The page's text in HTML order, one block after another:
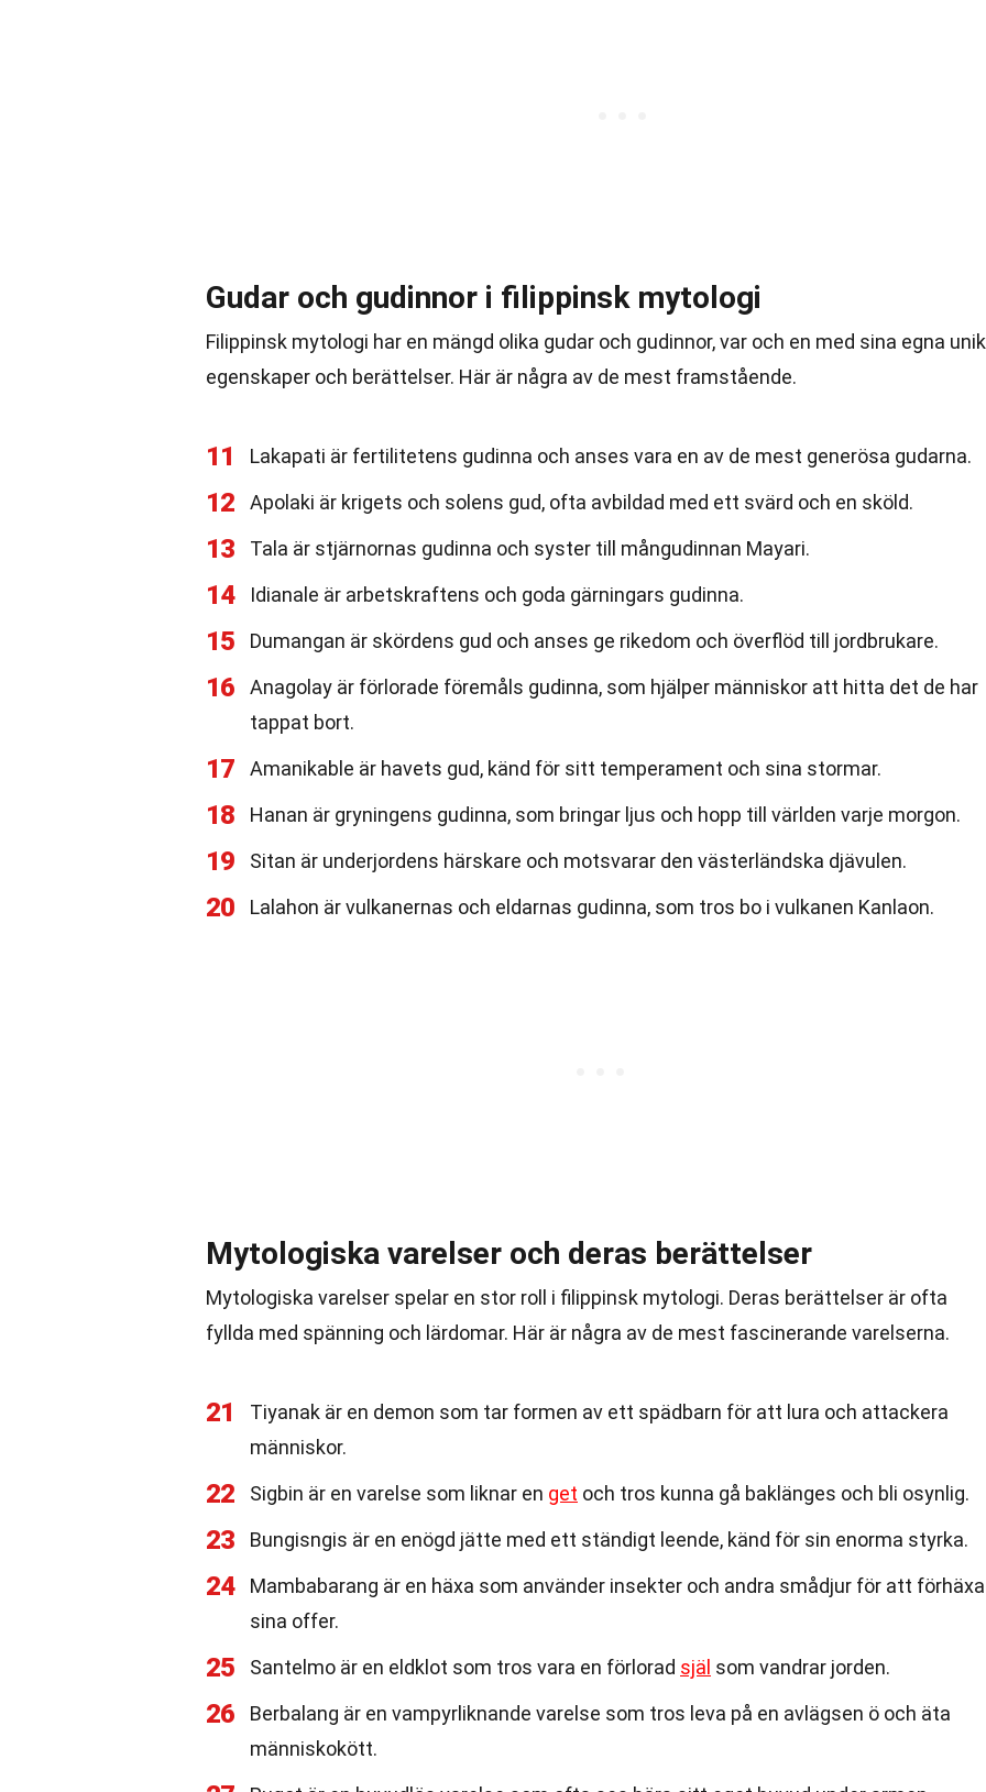
Gudar och gudinnor i filippinsk mytologi
Filippinsk mytologi har en mängd olika gudar och gudinnor, var och en med sina egna
egenskaper och berättelser. Här är några av de mest framstående.
11 Lakapati är fertilitetens gudinna och anses vara en av de mest generösa gudarna.
12 Apolaki är krigets och solens gud, ofta avbildad med ett svärd och en sköld.
13 Tala är stjärnornas gudinna och syster till mångudinnan Mayari.
14 Idianale är arbetskraftens och goda gärningars gudinna.
15 Dumangan är skördens gud och anses ge rikedom och överflöd till jordbrukare.
16
Anagolay är förlorade föremåls gudinna, som hjälper människor att hitta det de har
tappat bort.
17 Amanikable är havets gud, känd för sitt temperament och sina stormar.
18 Hanan är gryningens gudinna, som bringar ljus och hopp till världen varje morgon.
19 Sitan är underjordens härskare och motsvarar den västerländska djävulen.
20 Lalahon är vulkanernas och eldarnas gudinna, som tros bo i vulkanen Kanlaon.
Mytologiska varelser och deras berättelser
Mytologiska varelser spelar en stor roll i filippinsk mytologi. Deras berättelser är ofta
fyllda med spänning och lärdomar. Här är några av de mest fascinerande varelserna.
21
Tiyanak är en demon som tar formen av ett spädbarn för att lura och attackera
människor.
22 Sigbin är en varelse som liknar en get och tros kunna gå baklänges och bli osynlig.
23 Bungisngis är en enögd jätte med ett ständigt leende, känd för sin enorma styrka.
24
Mambabarang är en häxa som använder insekter och andra smådjur för att förhäxa
sina offer.
25 Santelmo är en eldklot som tros vara en förlorad själ som vandrar jorden.
26
Berbalang är en vampyrliknande varelse som tros leva på en avlägsen ö och äta
människokött.